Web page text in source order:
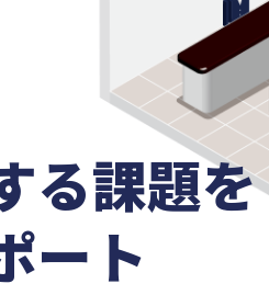
る課題を
ート